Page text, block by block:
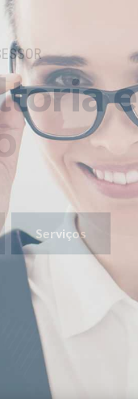
e
Serviços